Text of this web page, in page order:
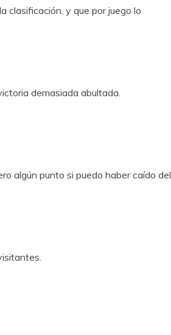
clasificación, y que por juego lo
demasiada abultada.
algún punto si puedo haber caído del